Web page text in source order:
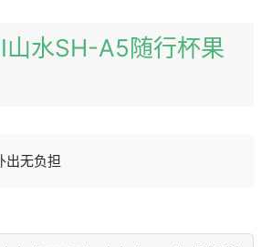
山水SH-A5随行杯果
出无负担